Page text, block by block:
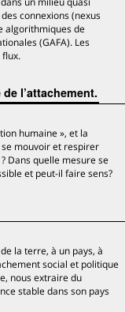
connexions (nexus
algorithmiques de
(GAFA). Les
flux.
l’attachement.
humaine », et la
mouvoir et respirer
Dans quelle mesure se
et peut-il faire sens?
la terre, à un pays, à
social et politique
nous extraire du
stable dans son pays